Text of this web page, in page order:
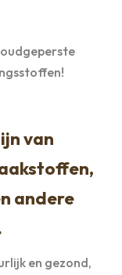
van
andere
en gezond,